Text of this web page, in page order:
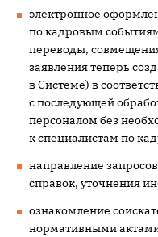
электронное
по кадровым
переводы,
заявления теперь
в Системе) в
с последующей
персоналом без
к специалистам по
направление
справок, уточнения
ознакомление
нормативными